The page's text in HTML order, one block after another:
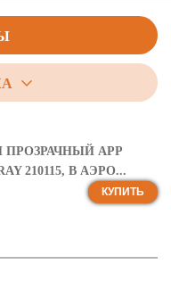
APP
210115, В АЭРО...
КУПИТЬ